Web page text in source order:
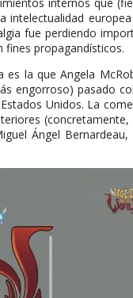
intelectualidad
fue perdiendo
fines propagandísticos.
la que Angela
engorroso) pasado
Unidos. La
Ángel